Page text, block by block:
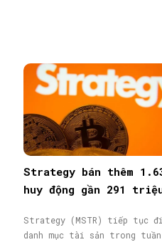
Strategy bán thêm
huy động gần 291 triệu
Strategy (MSTR) tiếp tục
danh mục tài sản trong